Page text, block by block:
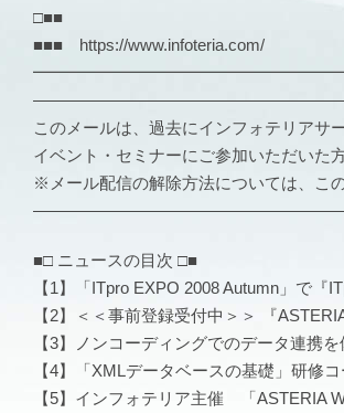
□■■
■■■ https://www.infoteria.com/
このメールは、過去にインフォテリアサ
イベント・セミナーにご参加いただいた
※メール配信の解除方法については、こ
■□ ニュースの目次 □■
【1】「ITpro EXPO 2008 Autumn」で『
【2】＜＜事前登録受付中＞＞ 『
【3】ノンコーディングでのデータ連携
【4】「XMLデータベースの基礎」研修コ
【5】インフォテリア主催 「ASTERIA